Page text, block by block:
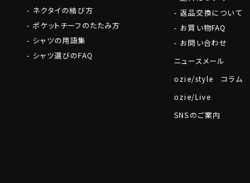
ネクタイの結び方
ポケットチーフのたたみ方
シャツの用語集
シャツ選びのFAQ
返品交換について
お買い物FAQ
お問い合わせ
ニュースメール
ozie/style コラム
ozie/Live
SNSのご案内